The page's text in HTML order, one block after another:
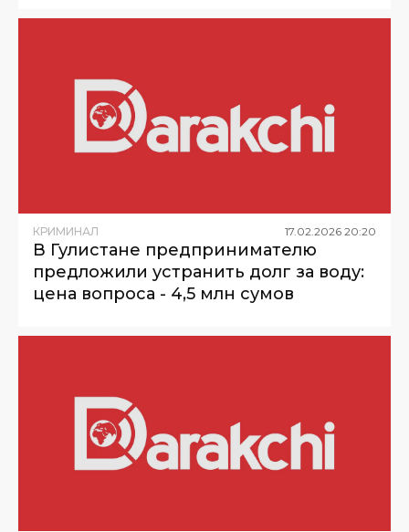
КРИМИНАЛ 17.02.2026 20:20
В Гулистане предпринимателю
предложили устранить долг за воду:
цена вопроса - 4,5 млн сумов